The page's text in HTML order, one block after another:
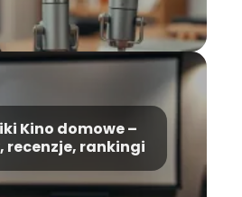
Kino domowe –
recenzje, rankingi